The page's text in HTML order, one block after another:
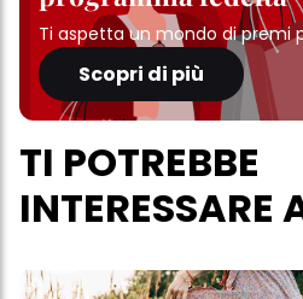
Ti aspetta un mondo di premi
Scopri di più
TI POTREBBE
INTERESSARE